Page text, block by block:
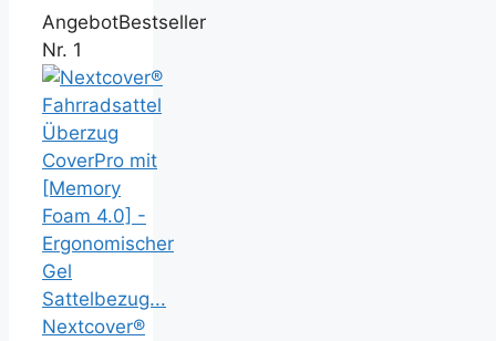
AngebotBestseller
Nr. 1
Nextcover®